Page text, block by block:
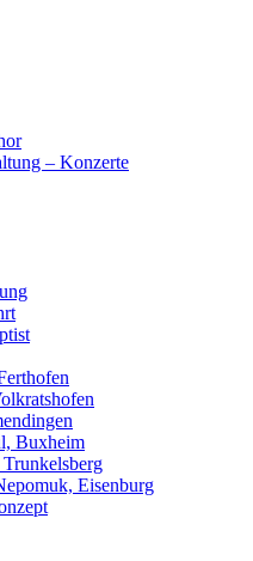
– Konzerte
Buxheim
Trunkelsberg
Eisenburg